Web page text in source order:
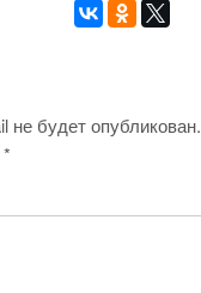
не будет опубликован.
*